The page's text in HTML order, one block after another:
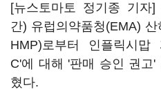
[뉴스토마토 정기종 기자]
간) 유럽의약품청(EMA)
HMP)로부터 인플릭시
C'에 대해 '판매 승인 권고
혔다.